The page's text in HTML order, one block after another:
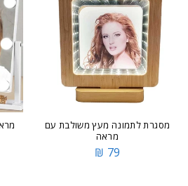
מסגרת לתמונה מעץ משולבת עם
מראה
79 ₪